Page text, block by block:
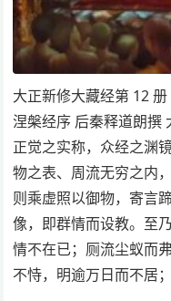
大正新修大藏经第 12
涅槃经序 后秦释道朗撰
正觉之实称，众经之渊
物之表、周流无穷之内
则乘虚照以御物，寄言
像，即群情而设教。至
情不在已；厕流尘蚁而
不恃，明逾万日而不居